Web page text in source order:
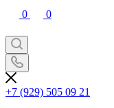
0 0
+7 (929) 505 09 21